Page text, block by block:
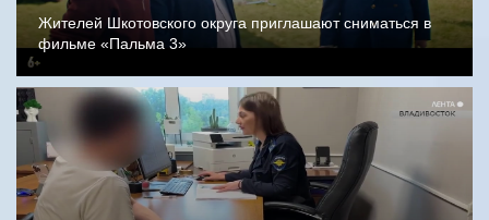
Жителей Шкотовского округа приглашают сниматься в
фильме «Пальма 3»